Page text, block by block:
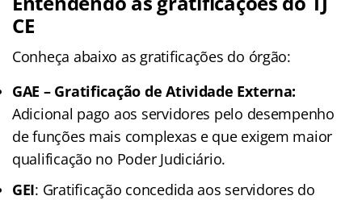
CE
Conheça abaixo as gratificações do órgão:
GAE – Gratificação de Atividade Externa:
Adicional pago aos servidores pelo desempenho
de funções mais complexas e que exigem maior
qualificação no Poder Judiciário.
GEI: Gratificação concedida aos servidores do